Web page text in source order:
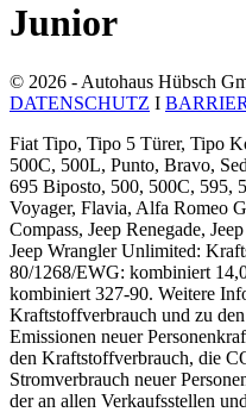
Junior
© 2026 - Autohaus Hübsch
DATENSCHUTZ I
Fiat Tipo, Tipo 5 Türer, Tipo
500C, 500L, Punto, Bravo,
695 Biposto, 500, 500C, 595,
Voyager, Flavia, Alfa Romeo
Compass, Jeep Renegade,
Jeep Wrangler Unlimited:
80/1268/EWG: kombiniert
kombiniert 327-90. Weitere
Kraftstoffverbrauch und zu
Emissionen neuer
den Kraftstoffverbrauch, die
Stromverbrauch neuer
der an allen Verkaufsstellen und